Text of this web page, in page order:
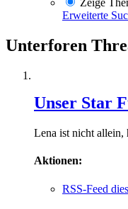
Zeige
Erweiterte
Unterforen
Unser Star
Lena ist nicht allein,
Aktionen:
RSS-Feed